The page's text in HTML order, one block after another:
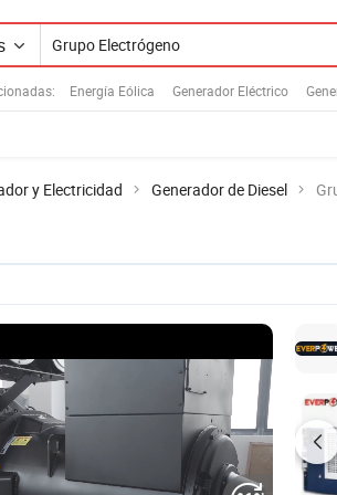
Energía Eólica Generador Eléctrico
y Electricidad Generador de Diesel